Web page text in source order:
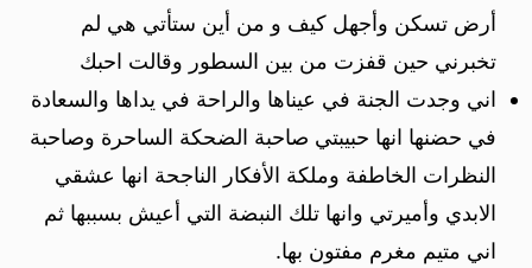
أرض تسكن وأجهل كيف و من أين ستأتي هي لم
تخبرني حين قفزت من بين السطور وقالت احبك
اني وجدت الجنة في عيناها والراحة في يداها والسعادة
في حضنها انها حبيبتي صاحبة الضحكة الساحرة وصاحبة
النظرات الخاطفة وملكة الأفكار الناجحة انها عشقي
الابدي وأميرتي وانها تلك النبضة التي أعيش بسببها ثم
اني متيم مغرم مفتون بها.